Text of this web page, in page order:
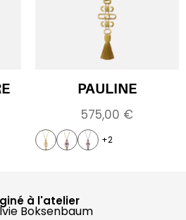
PAULINE
575,00 €
+2
à l'atelier
Boksenbaum